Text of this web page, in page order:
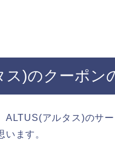
ス)のクーポン
ALTUS(アルタス)のサ
います。